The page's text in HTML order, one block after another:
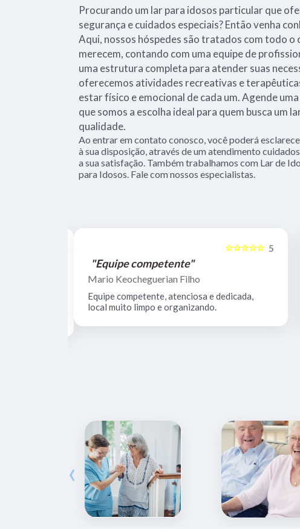
Procurando um lar para idosos particular que
segurança e cuidados especiais? Então venha
Aqui, nossos hóspedes são tratados com todo o
merecem, contando com uma equipe de
uma estrutura completa para atender suas
oferecemos atividades recreativas e
estar físico e emocional de cada um. Agende
que somos a escolha ideal para quem busca um
qualidade.
Ao entrar em contato conosco, você poderá
à sua disposição, através de um atendimento
a sua satisfação. Também trabalhamos com Lar de
para Idosos. Fale com nossos especialistas.
5
☆☆☆☆☆
"Equipe competente"
Mario Keocheguerian Filho
Equipe competente, atenciosa e dedicada,
local muito limpo e organizando.
‹